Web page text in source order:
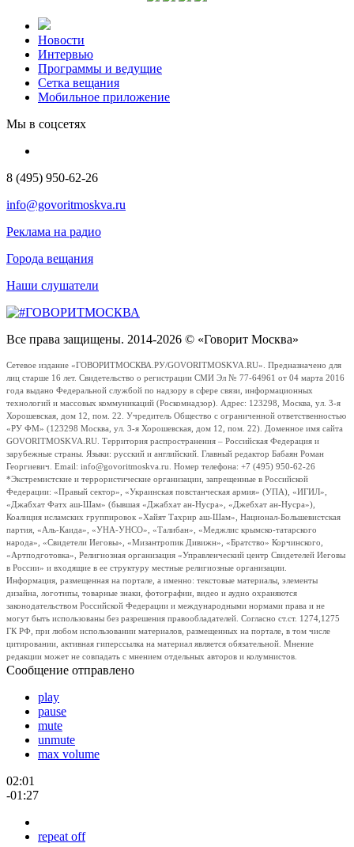
Новости
Интервью
Программы и ведущие
Сетка вещания
Мобильное приложение
Мы в соцсетях
8 (495) 950-62-26
info@govoritmoskva.ru
Реклама на радио
Города вещания
Наши слушатели
Все права защищены. 2014-2026 © «Говорит Москва»
Сетевое издание «ГОВОРИТМОСКВА.РУ/GOVORITMOSKVA.RU». Предназначено для
лиц старше 16 лет. Свидетельство о регистрации СМИ Эл № 77-64961 от 04 марта 2016
года выдано Федеральной службой по надзору в сфере связи, информационных
технологий и массовых коммуникаций (Роскомнадзор). Адрес: 123298, Москва, ул. 3-я
Хорошевская, дом 12, пом. 22. Учредитель Общество с ограниченной ответственностью
«РУ ФМ» (123298 Москва, ул. 3-я Хорошевская, дом 12, пом. 22). Доменное имя сайта
GOVORITMOSKVA.RU. Территория распространения – Российская Федерация и
зарубежные страны. Языки: русский и английский. Главный редактор Бабаян Роман
Георгиевич. Email: info@govoritmoskva.ru. Номер телефона: +7 (495) 950-62-26
*Экстремистские и террористические организации, запрещенные в Российской
Федерации: «Правый сектор», «Украинская повстанческая армия» (УПА), «ИГИЛ»,
«Джабхат Фатх аш-Шам» (бывшая «Джабхат ан-Нусра», «Джебхат ан-Нусра»),
Коалиция исламских группировок «Хайят Тахрир аш-Шам», Национал-Большевистская
партия, «Аль-Каида», «УНА-УНСО», «Талибан», «Меджлис крымско-татарского
народа», «Свидетели Иеговы», «Мизантропик Дивижн», «Братство» Корчинского,
«Артподготовка», Религиозная организация «Управленческий центр Свидетелей Иеговы
в России» и входящие в ее структуру местные религиозные организации.
Информация, размещенная на портале, а именно: текстовые материалы, элементы
дизайна, логотипы, товарные знаки, фотографии, видео и аудио охраняются
законодательством Российской Федерации и международными нормами права и не
могут быть использованы без разрешения правообладателей. Согласно ст.ст. 1274,1275
ГК РФ, при любом использовании материалов, размещенных на портале, в том числе
цитировании, активная гиперссылка на материал является обязательной. Мнение
редакции может не совпадать с мнением отдельных авторов и колумнистов.
Сообщение отправлено
play
pause
mute
unmute
max volume
02:01
-01:27
repeat off